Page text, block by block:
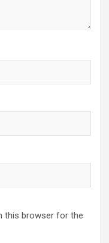
this browser for the